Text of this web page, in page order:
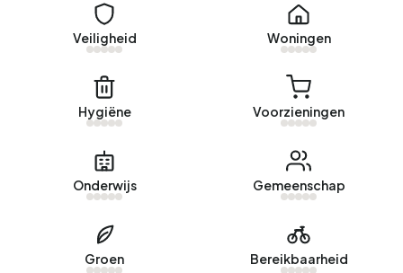
Veiligheid Woningen
Hygiëne Voorzieningen
Onderwijs Gemeenschap
Groen Bereikbaarheid